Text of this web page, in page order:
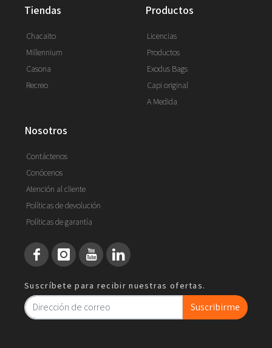
tiendas
Chacaito
Millennium
Casona
Recreo
productos
Licencias
Productos
Exodus Bags
Capi original
A Medida
nosotros
Contáctenos
Conócenos
Atención al cliente
Políticas de devolución
Políticas de garantía
Suscríbete para recibir nuestras ofertas.
Suscribirme